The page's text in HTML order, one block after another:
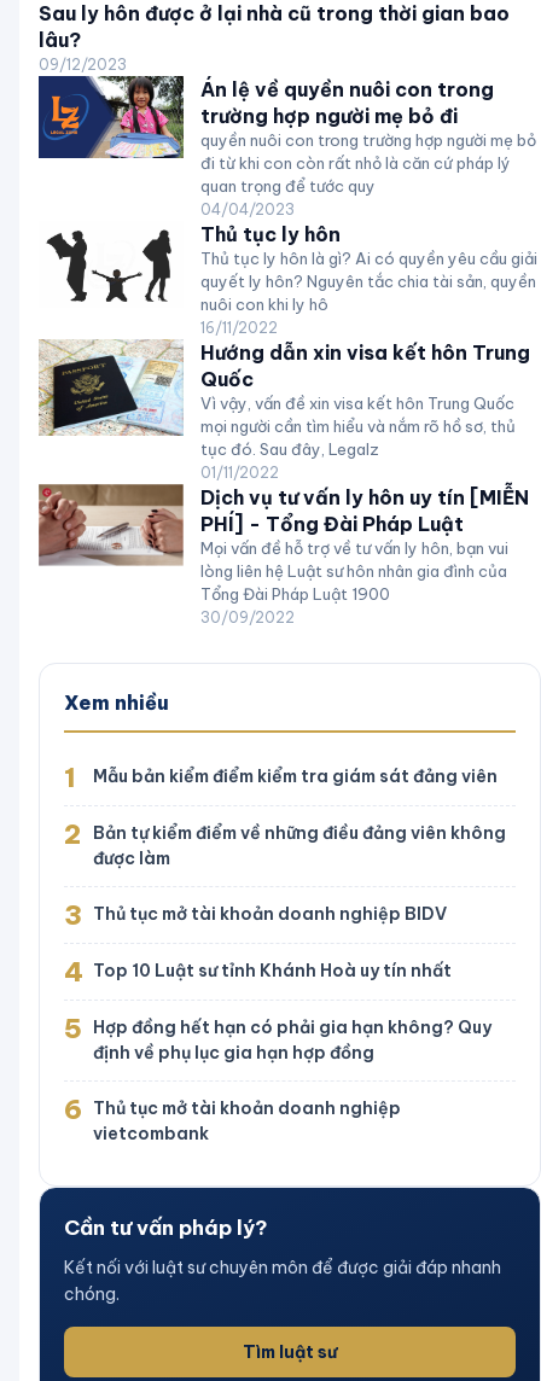
Sau ly hôn được ở lại nhà cũ trong thời gian bao
lâu?
09/12/2023
Án lệ về quyền nuôi con trong
trường hợp người mẹ bỏ đi
quyền nuôi con trong trường hợp người mẹ bỏ
đi từ khi con còn rất nhỏ là căn cứ pháp lý
quan trọng để tước quy
04/04/2023
Thủ tục ly hôn
Thủ tục ly hôn là gì? Ai có quyền yêu cầu giải
quyết ly hôn? Nguyên tắc chia tài sản, quyền
nuôi con khi ly hô
16/11/2022
Hướng dẫn xin visa kết hôn Trung
Quốc
Vì vậy, vấn đề xin visa kết hôn Trung Quốc
mọi người cần tìm hiểu và nắm rõ hồ sơ, thủ
tục đó. Sau đây, Legalz
01/11/2022
Dịch vụ tư vấn ly hôn uy tín [MIỄN
PHÍ] - Tổng Đài Pháp Luật
Mọi vấn đề hỗ trợ về tư vấn ly hôn, bạn vui
lòng liên hệ Luật sư hôn nhân gia đình của
Tổng Đài Pháp Luật 1900
30/09/2022
Xem nhiều
1 Mẫu bản kiểm điểm kiểm tra giám sát đảng viên
2
Bản tự kiểm điểm về những điều đảng viên không
được làm
3 Thủ tục mở tài khoản doanh nghiệp BIDV
4 Top 10 Luật sư tỉnh Khánh Hoà uy tín nhất
5
Hợp đồng hết hạn có phải gia hạn không? Quy
định về phụ lục gia hạn hợp đồng
6
Thủ tục mở tài khoản doanh nghiệp
vietcombank
Cần tư vấn pháp lý?
Kết nối với luật sư chuyên môn để được giải đáp nhanh
chóng.
Tìm luật sư